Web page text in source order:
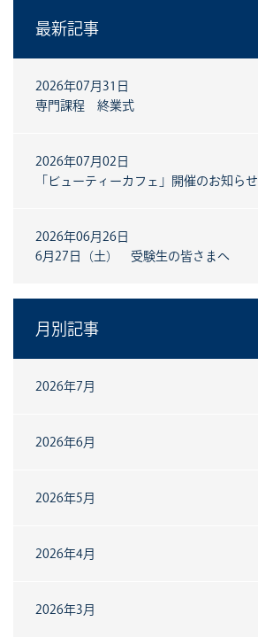
最新記事
2026年07月31日
専門課程 終業式
2026年07月02日
「ビューティーカフェ」開催のお知らせ
2026年06月26日
6月27日（土） 受験生の皆さまへ
月別記事
2026年7月
2026年6月
2026年5月
2026年4月
2026年3月